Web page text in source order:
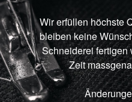
Wir erfüllen höchste
bleiben keine
Schneiderei fertigen
Zeit